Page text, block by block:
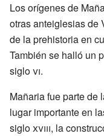
Los orígenes de
otras anteiglesias de
de la prehistoria en
También se halló un
siglovi.
Mañaria fue parte de
lugar importante en
sigloxviii, la